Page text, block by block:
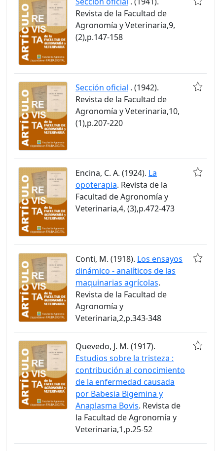
Revista de la Facultad de
Agronomía y Veterinaria,9,
(2),p.147-158
Sección oficial . (1942).
Revista de la Facultad de
Agronomía y Veterinaria,10,
(1),p.207-220
Encina, C. A. (1924). La
opoterapia. Revista de la
Facultad de Agronomía y
Veterinaria,4, (3),p.472-473
Conti, M. (1918). Los ensayos
dinámico - analíticos de las
maquinarias agrícolas.
Revista de la Facultad de
Agronomía y
Veterinaria,2,p.343-348
Quevedo, J. M. (1917).
Estudios sobre la tristeza :
contribución al conocimiento
de la enfermedad causada
por Babesia Bigemina y
Anaplasma Bovis. Revista de
la Facultad de Agronomía y
Veterinaria,1,p.25-52